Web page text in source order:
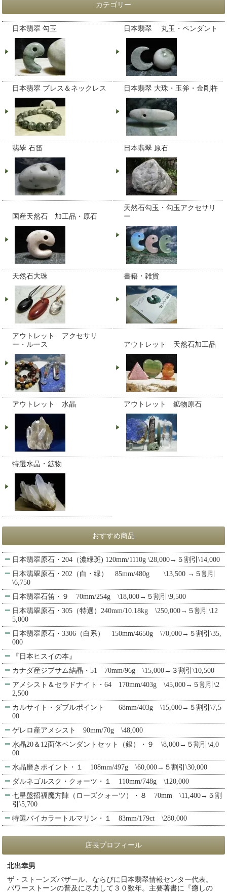
カテゴリー
日本翡翠 勾玉 日本翡翠 丸玉・ペンダント
日本翡翠 ブレス＆ネックレス 日本翡翠 大珠・玉斧・金剛杵
翡翠 石笛 日本翡翠 原石
国産天然石 加工品・原石
天然石勾玉・勾玉アクセサリ
ー
天然石大珠 書籍・雑貨
アウトレット アクセサリ
ー・ルース
アウトレット 天然石加工品
アウトレット 水晶 アウトレット 鉱物原石
特選水晶・鉱物
おすすめ商品
日本翡翠原石・204（濃緑斑) 120mm/1110g \28,000→５割引\14,000
日本翡翠原石・202（白・緑） 85mm/480g \13,500 →５割引
\6,750
日本翡翠石笛・９ 70mm/254g \18,000→５割引\9,500
日本翡翠原石・305（特選）240mm/10.18kg \250,000→５割引\12
5,000
日本翡翠原石・3306（白系） 150mm/4650g \70,000→５割引\35,
000
『日本ヒスイの本』
カナダ産ジプサム結晶・51 70mm/96g \15,000→３割引\10,500
アメシスト＆セラドナイト・64 170mm/403g \45,000→５割引\2
2,500
カルサイト・ダブルポイント 68mm/403g \15,000→５割引\7,5
00
ゲレロ産アメシスト 90mm/70g \48,000
水晶20＆12面体ペンダントセット（銀）・９ \8,000→５割引\4,0
00
水晶磨きポイント・１ 108mm/497g \60,000→５割引\30,000
ダルネゴルスク・クォーツ・１ 110mm/748g \120,000
七星盤招福魔方陣（ローズクォーツ）・８ 70mm \11,400→５割
引\5,700
特選バイカラートルマリン・１ 83mm/179ct \280,000
店長プロフィール
北出幸男
ザ・ストーンズバザール、ならびに日本翡翠情報センター代表。
パワーストーンの普及に尽力して３０数年。主要著書に『癒しの